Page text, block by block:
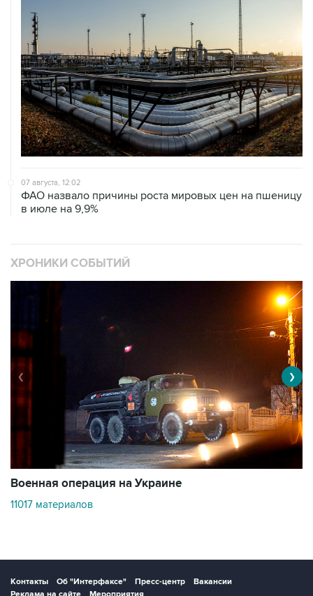
07 августа, 12:02
ФАО назвало причины роста мировых цен на пшеницу
в июле на 9,9%
ХРОНИКИ СОБЫТИЙ
Военная операция на Украине
11017 материалов
❮ ❯
Контакты Об "Интерфаксе" Пресс-центр
Вакансии